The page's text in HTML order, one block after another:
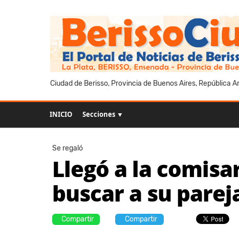
Ciudad de Berisso, Provincia de Buenos Aires, República
INICIO Secciones ▼
Se regaló
Llegó a la
buscar a su
Compartir Compartir